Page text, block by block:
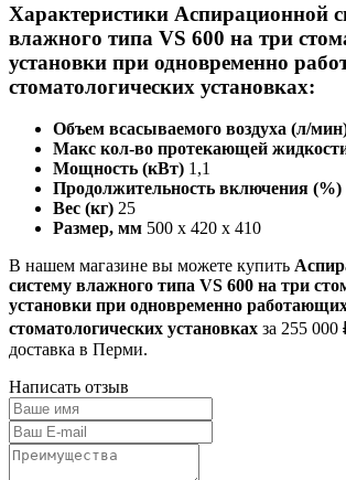
Характеристики Аспирационной
влажного типа VS 600 на три
установки при одновременно
стоматологических установках:
Объем всасываемого воздуха (л/
Макс кол-во протекающей
Мощность (кВт) 1,1
Продолжительность включения (%)
Вес (кг) 25
Размер, мм 500 x 420 x 410
В нашем магазине вы можете купить
систему влажного типа VS 600 на три
установки при одновременно
стоматологических установках за 255 000
доставка в Перми.
Написать отзыв